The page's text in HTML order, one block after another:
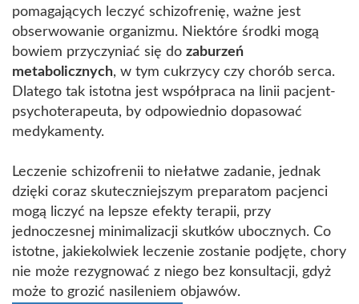
pomagających leczyć schizofrenię, ważne jest
obserwowanie organizmu. Niektóre środki mogą
bowiem przyczyniać się do zaburzeń
metabolicznych, w tym cukrzycy czy chorób serca.
Dlatego tak istotna jest współpraca na linii pacjent-
psychoterapeuta, by odpowiednio dopasować
medykamenty.
Leczenie schizofrenii to niełatwe zadanie, jednak
dzięki coraz skuteczniejszym preparatom pacjenci
mogą liczyć na lepsze efekty terapii, przy
jednoczesnej minimalizacji skutków ubocznych. Co
istotne, jakiekolwiek leczenie zostanie podjęte, chory
nie może rezygnować z niego bez konsultacji, gdyż
może to grozić nasileniem objawów.